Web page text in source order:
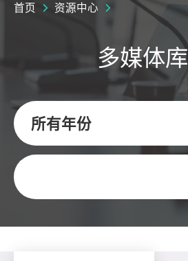
首页 资源中心
多媒体库
所有年份
关键字